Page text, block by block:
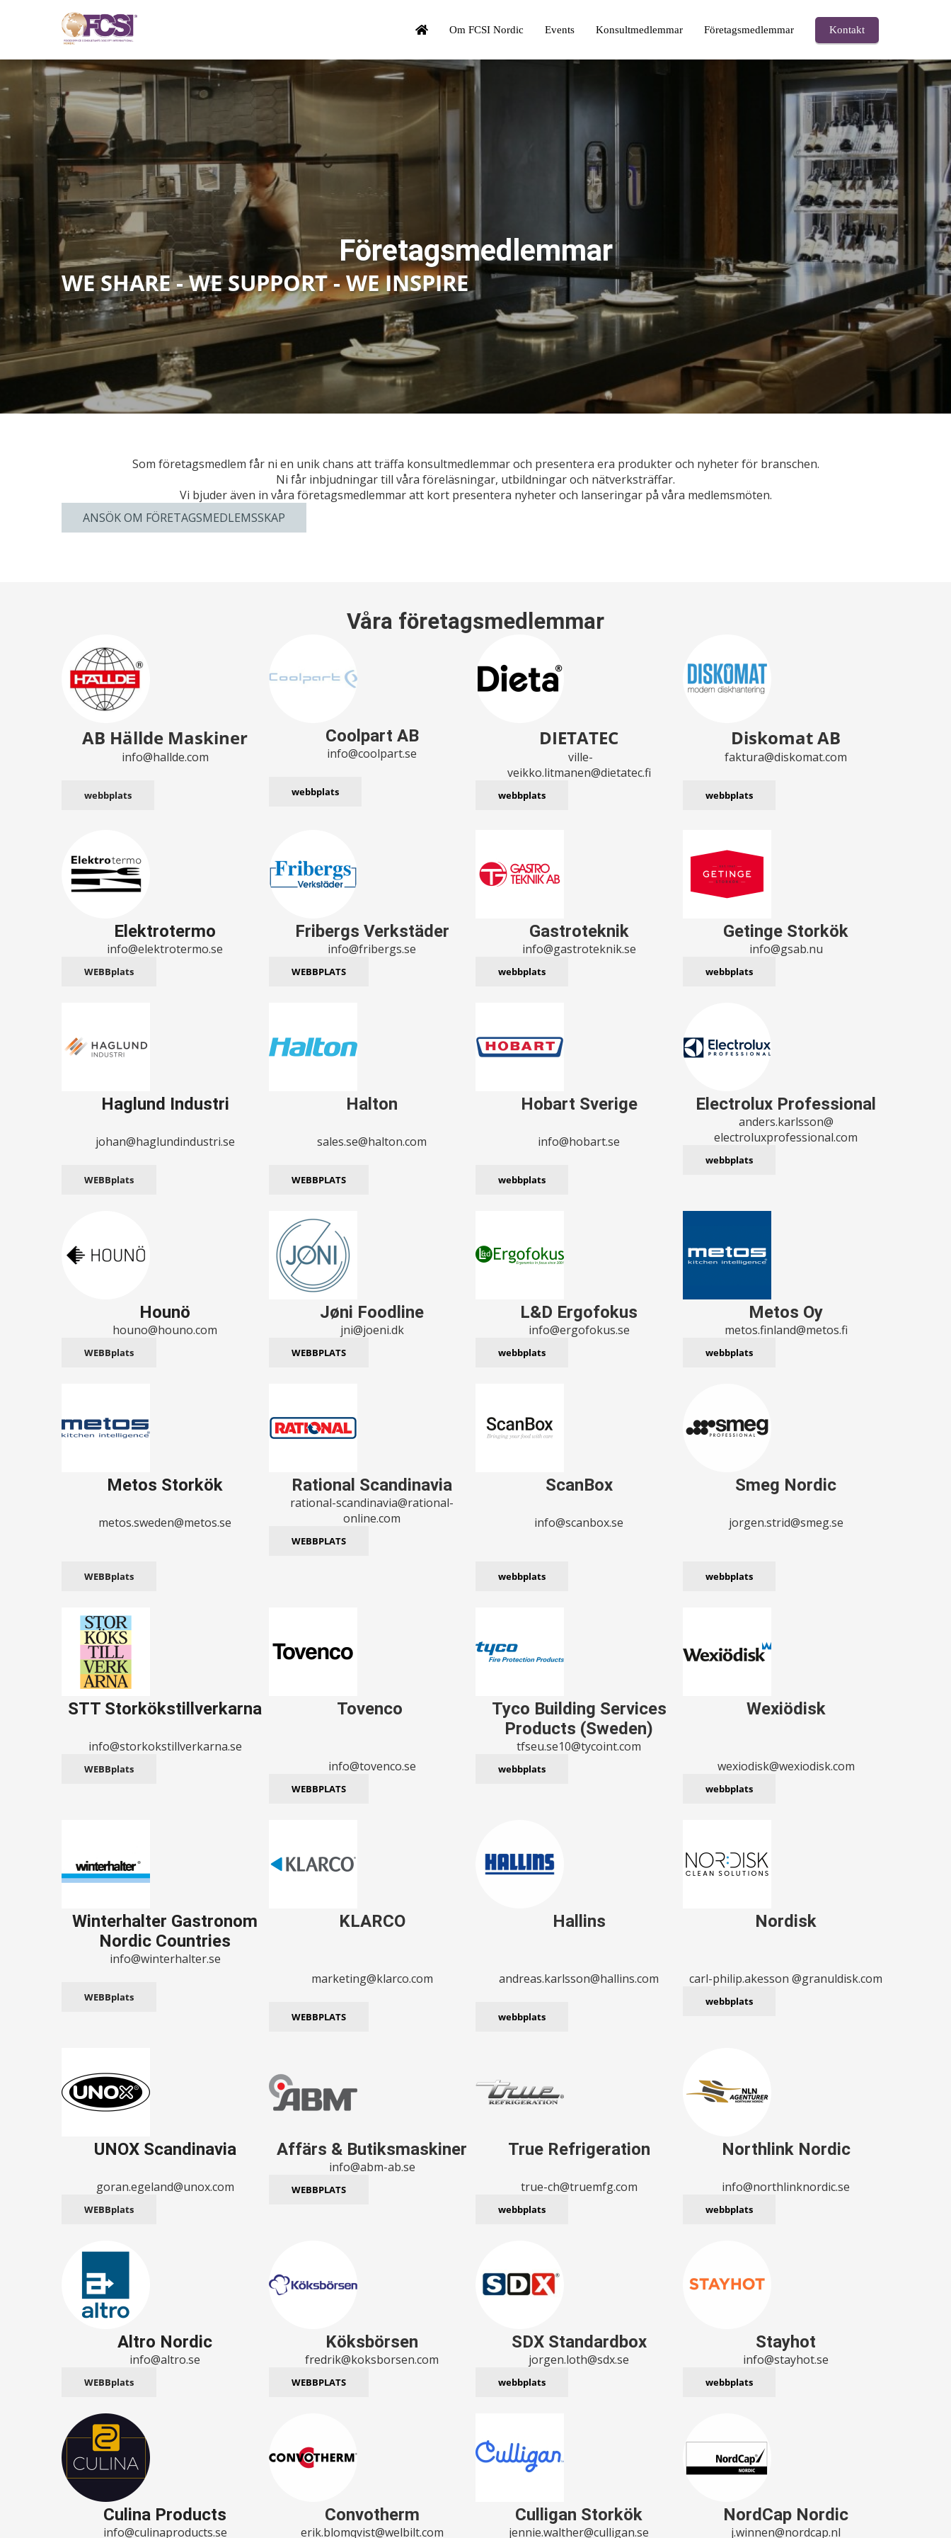
Om FCSI Nordic Events Konsultmedlemmar Företagsmedlemmar Kontakt
Företagsmedlemmar
WE SHARE - WE SUPPORT - WE INSPIRE
Som företagsmedlem får ni en unik chans att träffa konsultmedlemmar och presentera era produkter och nyheter för branschen.
Ni får inbjudningar till våra föreläsningar, utbildningar och nätverksträffar.
Vi bjuder även in våra företagsmedlemmar att kort presentera nyheter och lanseringar på våra medlemsmöten.
ANSÖK OM FÖRETAGSMEDLEMSSKAP
Våra företagsmedlemmar
AB Hällde Maskiner
info@hallde.com
webbplats
Coolpart AB
info@coolpart.se
webbplats
DIETATEC
ville-
veikko.litmanen@dietatec.fi
webbplats
Diskomat AB
faktura@diskomat.com
webbplats
Elektrotermo
info@elektrotermo.se
WEBBplats
Fribergs Verkstäder
info@fribergs.se
WEBBPLATS
Gastroteknik
info@gastroteknik.se
webbplats
Getinge Storkök
info@gsab.nu
webbplats
Haglund Industri
johan@haglundindustri.se
WEBBplats
Halton
sales.se@halton.com
WEBBPLATS
Hobart Sverige
info@hobart.se
webbplats
Electrolux Professional
anders.karlsson@
electroluxprofessional.com
webbplats
Hounö
houno@houno.com
WEBBplats
Jøni Foodline
jni@joeni.dk
WEBBPLATS
L&D Ergofokus
info@ergofokus.se
webbplats
Metos Oy
metos.finland@metos.fi
webbplats
Metos Storkök
metos.sweden@metos.se
WEBBplats
Rational Scandinavia
rational-scandinavia@rational-
online.com
WEBBPLATS
ScanBox
info@scanbox.se
webbplats
Smeg Nordic
jorgen.strid@smeg.se
webbplats
STT Storkökstillverkarna
info@storkokstillverkarna.se
WEBBplats
Tovenco
info@tovenco.se
WEBBPLATS
Tyco Building Services
Products (Sweden)
tfseu.se10@tycoint.com
webbplats
Wexiödisk
wexiodisk@wexiodisk.com
webbplats
Winterhalter Gastronom
Nordic Countries
info@winterhalter.se
WEBBplats
KLARCO
marketing@klarco.com
WEBBPLATS
Hallins
andreas.karlsson@hallins.com
webbplats
Nordisk
carl-philip.akesson @granuldisk.com
webbplats
UNOX Scandinavia
goran.egeland@unox.com
WEBBplats
Affärs & Butiksmaskiner
info@abm-ab.se
WEBBPLATS
True Refrigeration
true-ch@truemfg.com
webbplats
Northlink Nordic
info@northlinknordic.se
webbplats
Altro Nordic
info@altro.se
WEBBplats
Köksbörsen
fredrik@koksborsen.com
WEBBPLATS
SDX Standardbox
jorgen.loth@sdx.se
webbplats
Stayhot
info@stayhot.se
webbplats
Culina Products
info@culinaproducts.se
Convotherm
erik.blomqvist@welbilt.com
Culligan Storkök
jennie.walther@culligan.se
NordCap Nordic
j.winnen@nordcap.nl